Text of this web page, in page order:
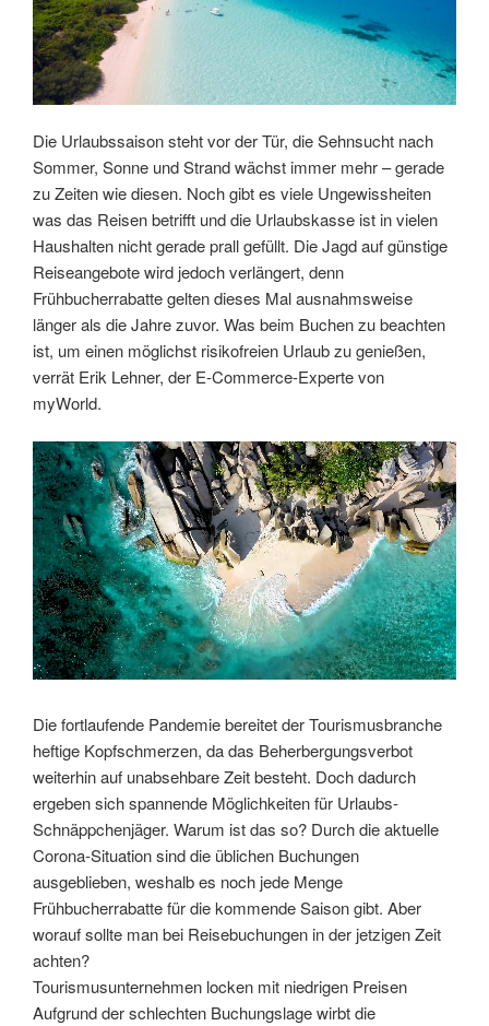
Die Urlaubssaison steht vor der Tür, die Sehnsucht nach
Sommer, Sonne und Strand wächst immer mehr – gerade
zu Zeiten wie diesen. Noch gibt es viele Ungewissheiten
was das Reisen betrifft und die Urlaubskasse ist in vielen
Haushalten nicht gerade prall gefüllt. Die Jagd auf günstige
Reiseangebote wird jedoch verlängert, denn
Frühbucherrabatte gelten dieses Mal ausnahmsweise
länger als die Jahre zuvor. Was beim Buchen zu beachten
ist, um einen möglichst risikofreien Urlaub zu genießen,
verrät Erik Lehner, der E-Commerce-Experte von
myWorld.
Link Embed
Die fortlaufende Pandemie bereitet der Tourismusbranche
heftige Kopfschmerzen, da das Beherbergungsverbot
weiterhin auf unabsehbare Zeit besteht. Doch dadurch
ergeben sich spannende Möglichkeiten für Urlaubs-
Schnäppchenjäger. Warum ist das so? Durch die aktuelle
Corona-Situation sind die üblichen Buchungen
ausgeblieben, weshalb es noch jede Menge
Frühbucherrabatte für die kommende Saison gibt. Aber
worauf sollte man bei Reisebuchungen in der jetzigen Zeit
achten?
Tourismusunternehmen locken mit niedrigen Preisen
Aufgrund der schlechten Buchungslage wirbt die